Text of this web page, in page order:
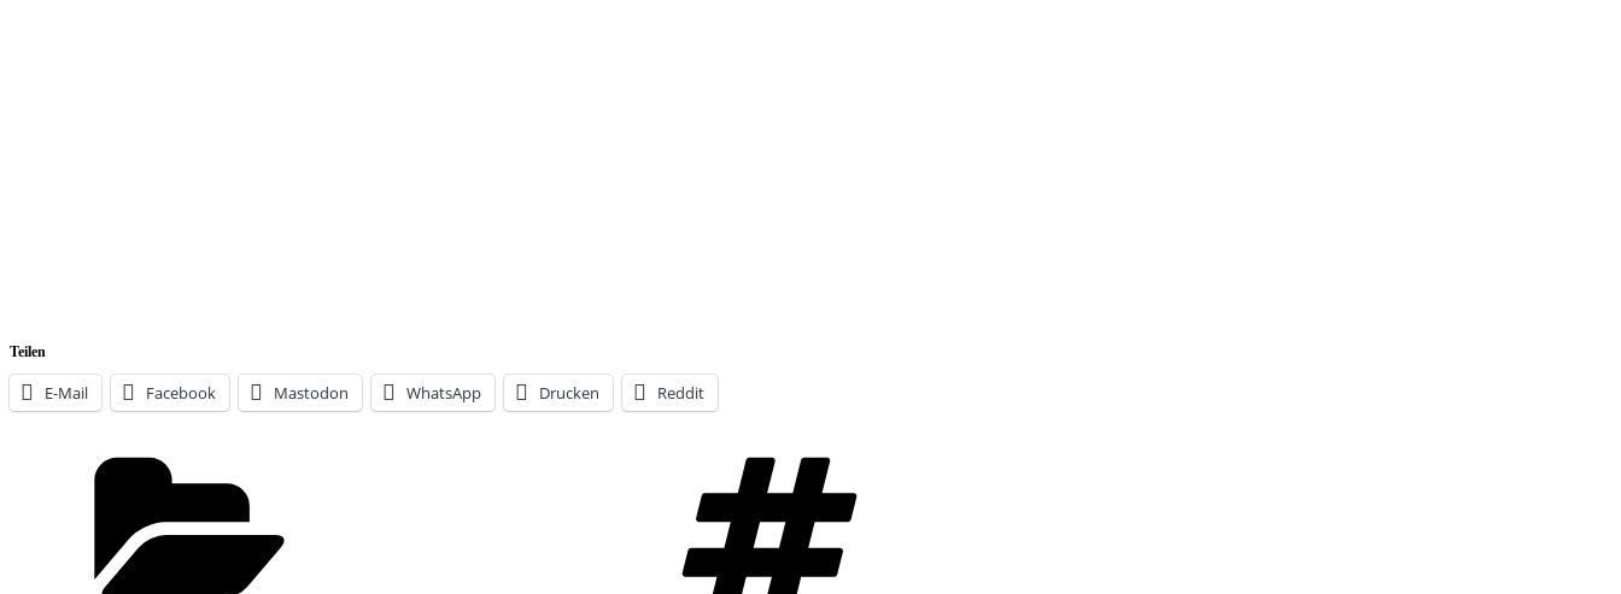
Teilen
E-Mail Facebook Mastodon WhatsApp Drucken Reddit